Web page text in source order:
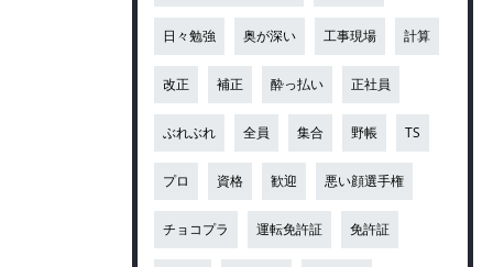
日々勉強 奥が深い 工事現場 計算
改正 補正 酔っ払い 正社員
ぶれぶれ 全員 集合 野帳 TS
プロ 資格 歓迎 悪い顔選手権
チョコプラ 運転免許証 免許証